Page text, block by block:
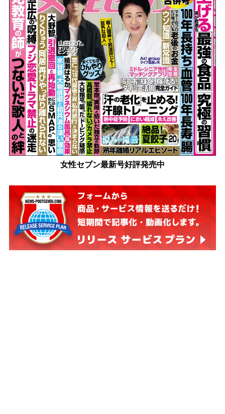
女性セブン最新号好評発売中